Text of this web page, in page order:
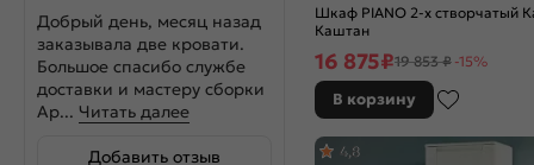
Добрый день, месяц назад
заказывала две кровати.
Большое спасибо службе
доставки и мастеру сборки
Ар... Читать далее
Добавить отзыв
Шкаф PIANO 2-х створчатый
Каштан
16 875₽19 853 ₽ -15%
В корзину
4,8